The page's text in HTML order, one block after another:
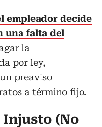
empleador decide
una falta del
la
por ley,
preaviso
a término fijo.
Injusto (No